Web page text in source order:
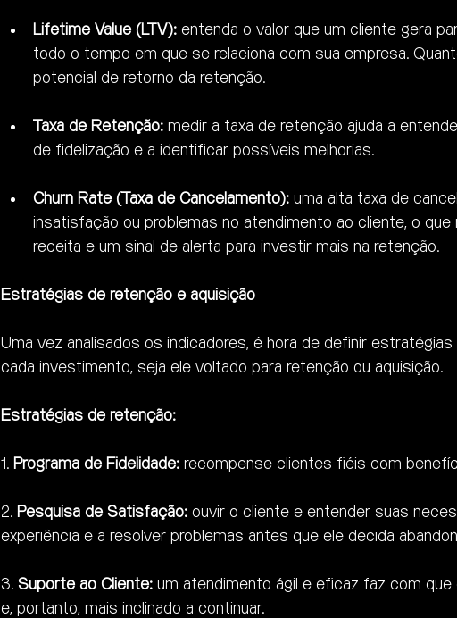
Lifetime Value (LTV): entenda o valor que um cliente gera
todo o tempo em que se relaciona com sua empresa.
potencial de retorno da retenção.
Taxa de Retenção: medir a taxa de retenção ajuda a
de fidelização e a identificar possíveis melhorias.
Churn Rate (Taxa de Cancelamento): uma alta taxa de
insatisfação ou problemas no atendimento ao cliente, o que
receita e um sinal de alerta para investir mais na retenção.
Estratégias de retenção e aquisição
Uma vez analisados os indicadores, é hora de definir
cada investimento, seja ele voltado para retenção ou aquisição.
Estratégias de retenção:
1. Programa de Fidelidade: recompense clientes fiéis com
2. Pesquisa de Satisfação: ouvir o cliente e entender suas
experiência e a resolver problemas antes que ele decida
3. Suporte ao Cliente: um atendimento ágil e eficaz faz com
e, portanto, mais inclinado a continuar.